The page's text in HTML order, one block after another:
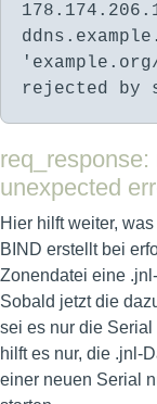
rejected by
unexpected
Hier hilft weiter,
BIND erstellt bei
Zonendatei eine
Sobald jetzt die
sei es nur die
hilft es nur, die .jnl-
einer neuen Serial